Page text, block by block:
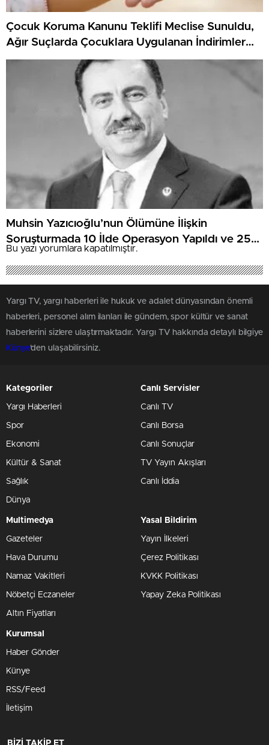
Çocuk Koruma Kanunu Teklifi Meclise Sunuldu,
Ağır Suçlarda Çocuklara Uygulanan İndirimler
Yeniden Düzenlenecek
Muhsin Yazıcıoğlu’nun Ölümüne İlişkin
Soruşturmada 10 İlde Operasyon Yapıldı ve 25
Şüpheli Yakalandı
Bu yazı yorumlara kapatılmıştır.
Yargı TV, yargı haberleri ile hukuk ve adalet dünyasından önemli
haberleri, personel alım ilanları ile gündem, spor kültür ve sanat
haberlerini sizlere ulaştırmaktadır. Yargı TV hakkında detaylı bilgiye
Künye'den ulaşabilirsiniz.
Kategoriler
Yargı Haberleri
Spor
Ekonomi
Kültür & Sanat
Sağlık
Dünya
Canlı Servisler
Canlı TV
Canlı Borsa
Canlı Sonuçlar
TV Yayın Akışları
Canlı İddia
Multimedya
Gazeteler
Hava Durumu
Namaz Vakitleri
Nöbetçi Eczaneler
Altın Fiyatları
Yasal Bildirim
Yayın İlkeleri
Çerez Politikası
KVKK Politikası
Yapay Zeka Politikası
Kurumsal
Haber Gönder
Künye
RSS/Feed
İletişim
BİZİ TAKİP ET